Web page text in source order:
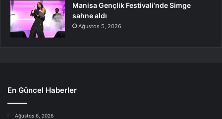
Manisa Gençlik Festivali’nde Simge
sahne aldı
Ağustos 5, 2026
En Güncel Haberler
Ağustos 6, 2026